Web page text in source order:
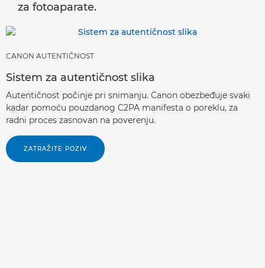
za fotoaparate.
CANON AUTENTIČNOST
Sistem za autentičnost slika
Autentičnost počinje pri snimanju. Canon obezbeđuje svaki
kadar pomoću pouzdanog C2PA manifesta o poreklu, za
radni proces zasnovan na poverenju.
ZATRAŽITE POZIV